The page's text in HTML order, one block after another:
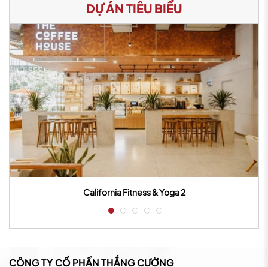
DỰ ÁN TIÊU BIỂU
California Fitness & Yoga 2
CÔNG TY CỔ PHẦN THẮNG CƯỜNG